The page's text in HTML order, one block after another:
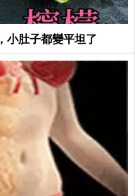
小肚子都變平坦了